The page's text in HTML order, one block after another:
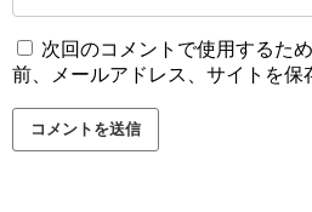
次回のコメントで使用するた
前、メールアドレス、サイトを保